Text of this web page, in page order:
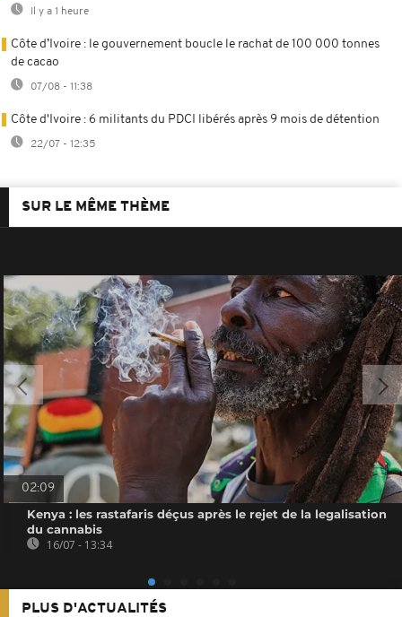
Il y a 1 heure
Côte d’Ivoire : le gouvernement boucle le rachat de 100 000 tonnes
de cacao
07/08 - 11:38
Côte d'Ivoire : 6 militants du PDCI libérés après 9 mois de détention
22/07 - 12:35
SUR LE MÊME THÈME
02:09
Kenya : les rastafaris déçus après le rejet de la legalisation
du cannabis
16/07 - 13:34
PLUS D'ACTUALITÉS